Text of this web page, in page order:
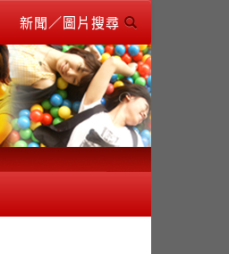
新聞／圖片搜尋